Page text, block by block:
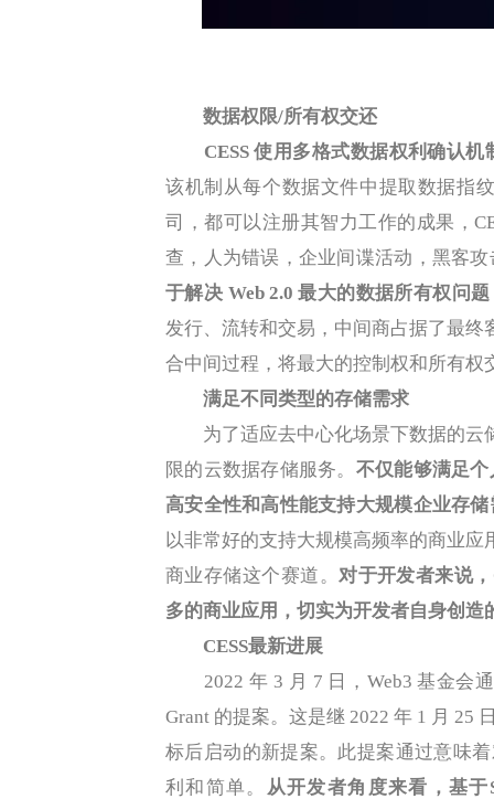
数据权限/所有权交还
CESS 使用多格式数据权利确认
该机制从每个数据文件中提取数据指
司，都可以注册其智力工作的成果，
查，人为错误，企业间谍活动，黑客
于解决 Web 2.0 最大的数据所有权问
发行、流转和交易，中间商占据了最终
合中间过程，将最大的控制权和所有权
满足不同类型的存储需求
为了适应去中心化场景下数据的云
限的云数据存储服务。 不仅能够满足
高安全性和高性能支持大规模企业存储
以非常好的支持大规模高频率的商业应
商业存储这个赛道。 对于开发者来说
多的商业应用，切实为开发者自身创造
CESS最新进展
2022 年 3 月 7 日，Web3 基金会通
Grant 的提案。这是继 2022 年 1 月 25
标后启动的新提案。此提案通过意味
利和简单。
从开发者角度来看，基